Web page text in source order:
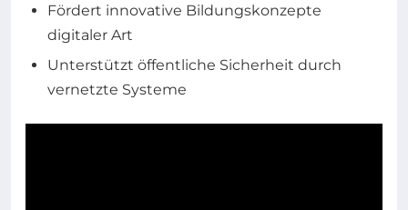
Fördert innovative Bildungskonzepte
digitaler Art
Unterstützt öffentliche Sicherheit durch
vernetzte Systeme